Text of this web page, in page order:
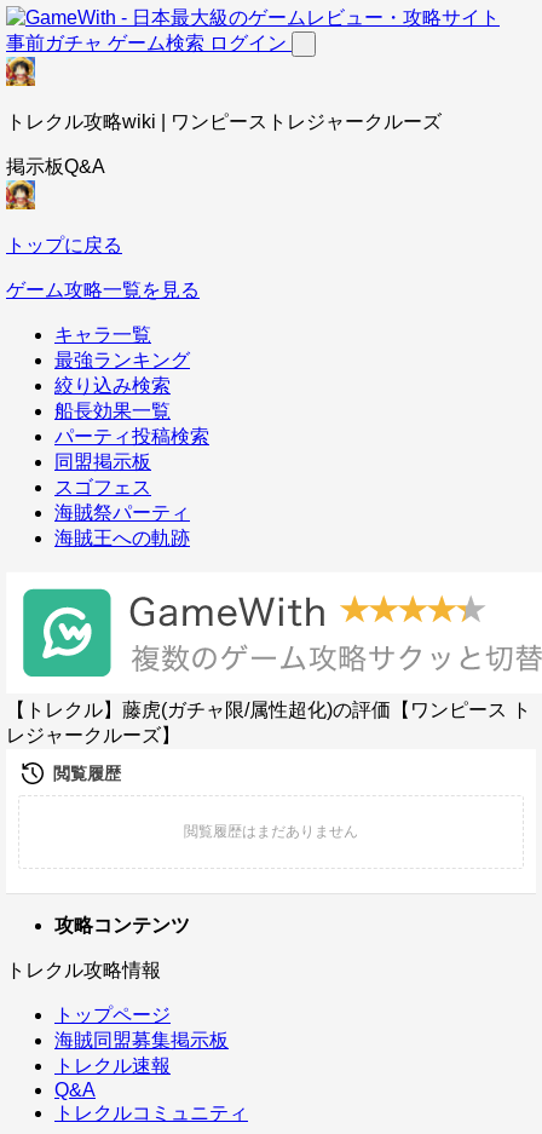
事前ガチャ ゲーム検索 ログイン
トレクル攻略wiki | ワンピーストレジャークルーズ
掲示板Q&A
トップに戻る
ゲーム攻略一覧を見る
キャラ一覧
最強ランキング
絞り込み検索
船長効果一覧
パーティ投稿検索
同盟掲示板
スゴフェス
海賊祭パーティ
海賊王への軌跡
【トレクル】藤虎(ガチャ限/属性超化)の評価【ワンピース ト
レジャークルーズ】
攻略コンテンツ
トレクル攻略情報
トップページ
海賊同盟募集掲示板
トレクル速報
Q&A
トレクルコミュニティ